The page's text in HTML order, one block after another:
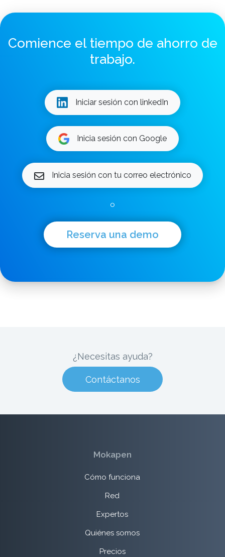
Comience el tiempo de ahorro de
trabajo.
Iniciar sesión con linkedIn
Inicia sesión con Google
Inicia sesión con tu correo electrónico
o
Reserva una demo
¿Necesitas ayuda?
Contáctanos
Mokapen
Cómo funciona
Red
Expertos
Quiénes somos
Precios